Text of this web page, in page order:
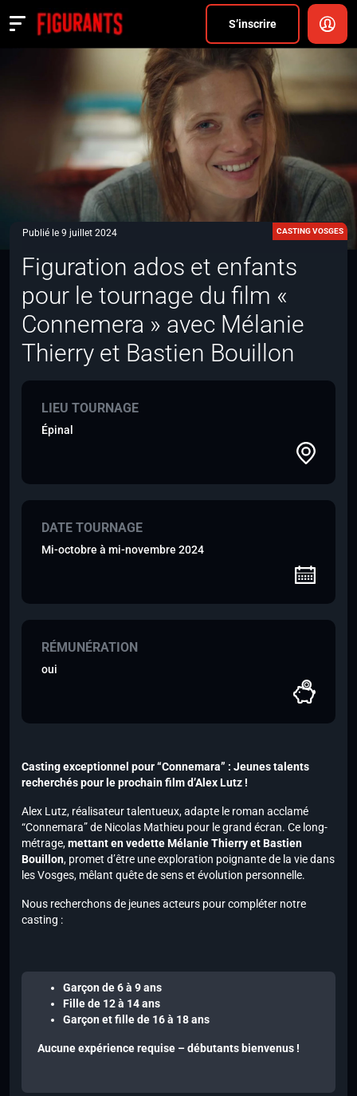
S’inscrire
Actualités
ANNONCER
FAQ
S’inscrire
CONNEXION
Publié le 9 juillet 2024 CASTING VOSGES
Figuration ados et enfants
pour le tournage du film «
Connemera » avec Mélanie
Thierry et Bastien Bouillon
LIEU TOURNAGE
Épinal
DATE TOURNAGE
Mi-octobre à mi-novembre 2024
RÉMUNÉRATION
oui
Casting exceptionnel pour “Connemara” : Jeunes talents
recherchés pour le prochain film d’Alex Lutz !
Alex Lutz, réalisateur talentueux, adapte le roman acclamé
“Connemara” de Nicolas Mathieu pour le grand écran. Ce long-
métrage,mettant en vedette Mélanie Thierry et Bastien
Bouillon, promet d’être une exploration poignante de la vie dans
les Vosges, mêlant quête de sens et évolution personnelle.
Nous recherchons de jeunes acteurs pour compléter notre
casting :
Garçon de 6 à 9 ans
Fille de 12 à 14 ans
Garçon et fille de 16 à 18 ans
Aucune expérience requise – débutants bienvenus !